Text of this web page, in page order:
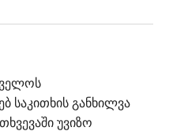
საკითხის განხილვა
უვიზო